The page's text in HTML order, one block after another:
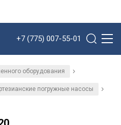
+7 (775) 007-55-01
оборудования /
погружные насосы /